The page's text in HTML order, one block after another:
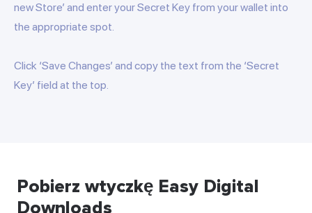
new Store’ and enter your Secret Key from your wallet into
the appropriate spot.
Click ‘Save Changes’ and copy the text from the ‘Secret
Key’ field at the top.
Pobierz wtyczkę Easy Digital
Downloads